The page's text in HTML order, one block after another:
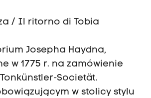
/ Il ritorno di Tobia
Josepha Haydna,
w 1775 r. na zamówienie
Societät.
w stolicy stylu